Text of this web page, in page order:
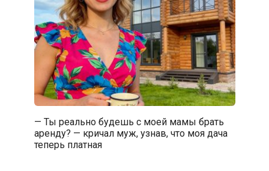
— Ты реально будешь с моей мамы брать
аренду? — кричал муж, узнав, что моя дача
теперь платная